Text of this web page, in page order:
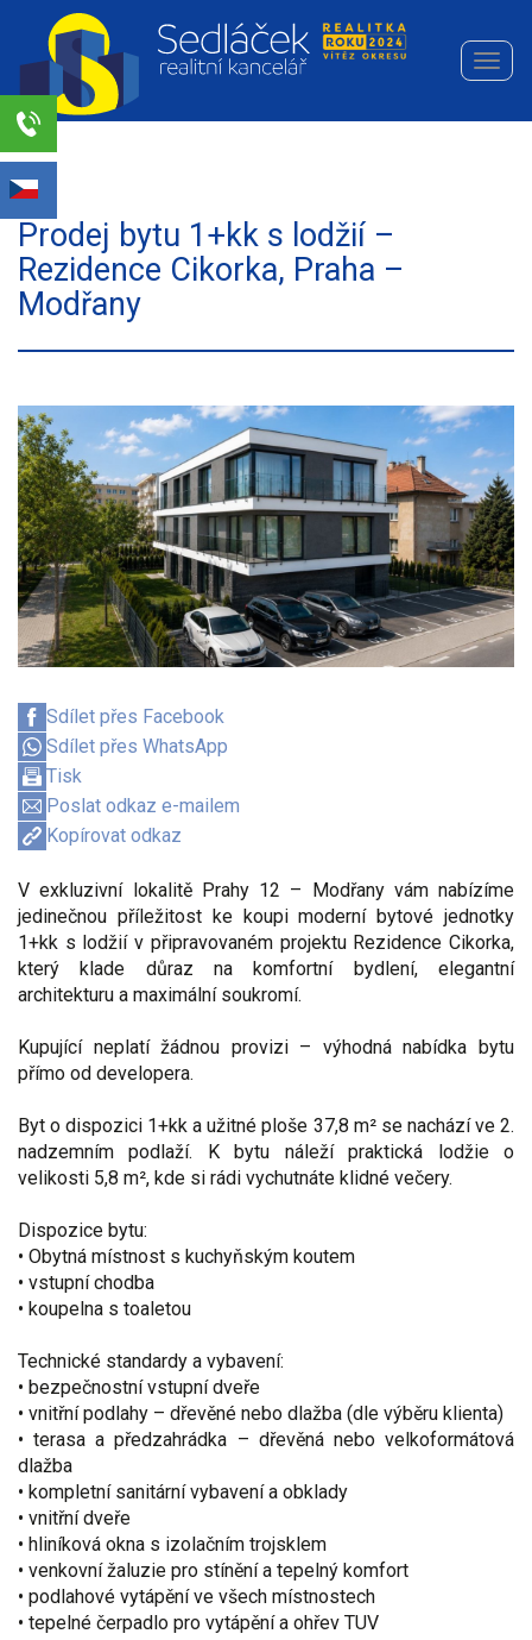
Realitní
kancelář
Sedláček
s.r.o.
Prodej bytu 1+kk s lodžií –
Rezidence Cikorka, Praha –
Modřany
Sdílet přes Facebook
Sdílet přes WhatsApp
Tisk
Poslat odkaz e-mailem
Kopírovat odkaz
V exkluzivní lokalitě Prahy 12 – Modřany vám nabízíme
jedinečnou příležitost ke koupi moderní bytové jednotky
1+kk s lodžií v připravovaném projektu Rezidence Cikorka,
který klade důraz na komfortní bydlení, elegantní
architekturu a maximální soukromí.
Kupující neplatí žádnou provizi – výhodná nabídka bytu
přímo od developera.
Byt o dispozici 1+kk a užitné ploše 37,8 m² se nachází ve 2.
nadzemním podlaží. K bytu náleží praktická lodžie o
velikosti 5,8 m², kde si rádi vychutnáte klidné večery.
Dispozice bytu:
• Obytná místnost s kuchyňským koutem
• vstupní chodba
• koupelna s toaletou
Technické standardy a vybavení:
• bezpečnostní vstupní dveře
• vnitřní podlahy – dřevěné nebo dlažba (dle výběru klienta)
• terasa a předzahrádka – dřevěná nebo velkoformátová
dlažba
• kompletní sanitární vybavení a obklady
• vnitřní dveře
• hliníková okna s izolačním trojsklem
• venkovní žaluzie pro stínění a tepelný komfort
• podlahové vytápění ve všech místnostech
• tepelné čerpadlo pro vytápění a ohřev TUV